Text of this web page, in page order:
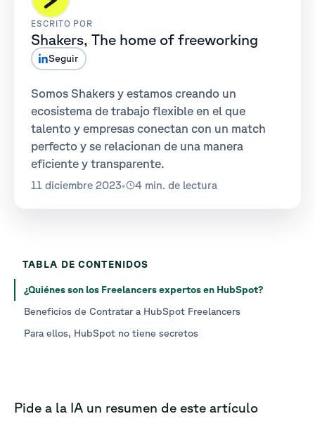
ESCRITO POR
Shakers, The home of freeworking
Seguir
Somos Shakers y estamos creando un
ecosistema de trabajo flexible en el que
talento y empresas conectan con un match
perfecto y se relacionan de una manera
eficiente y transparente.
11 diciembre 2023• 4 min. de lectura
TABLA DE CONTENIDOS
¿Quiénes son los Freelancers expertos en HubSpot?
Beneficios de Contratar a HubSpot Freelancers
Para ellos, HubSpot no tiene secretos
Pide a la IA un resumen de este artículo